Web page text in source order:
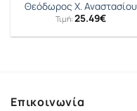
Θεόδωρος Χ. Αναστασίου
Τιμή: 25.49€
Επικοινωνία